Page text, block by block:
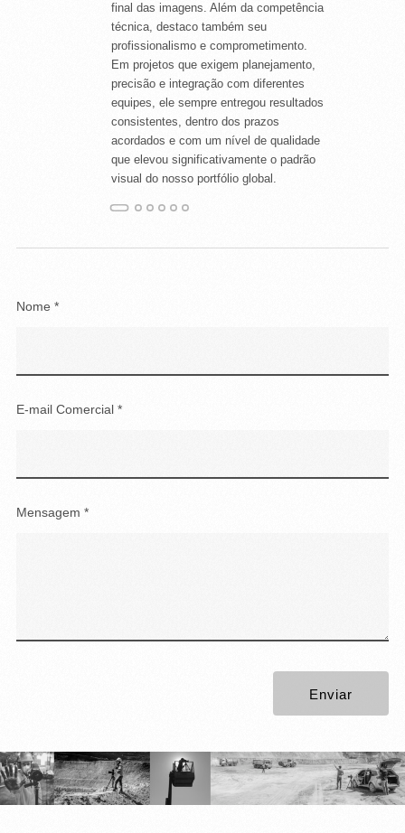
final das imagens. Além da competência
técnica, destaco também seu
profissionalismo e comprometimento.
Em projetos que exigem planejamento,
precisão e integração com diferentes
equipes, ele sempre entregou resultados
consistentes, dentro dos prazos
acordados e com um nível de qualidade
que elevou significativamente o padrão
visual do nosso portfólio global.
© 2026 Alexandre Chiacchio | De São Paulo para todo o Brasil
Reprodução Expressamente Proibida